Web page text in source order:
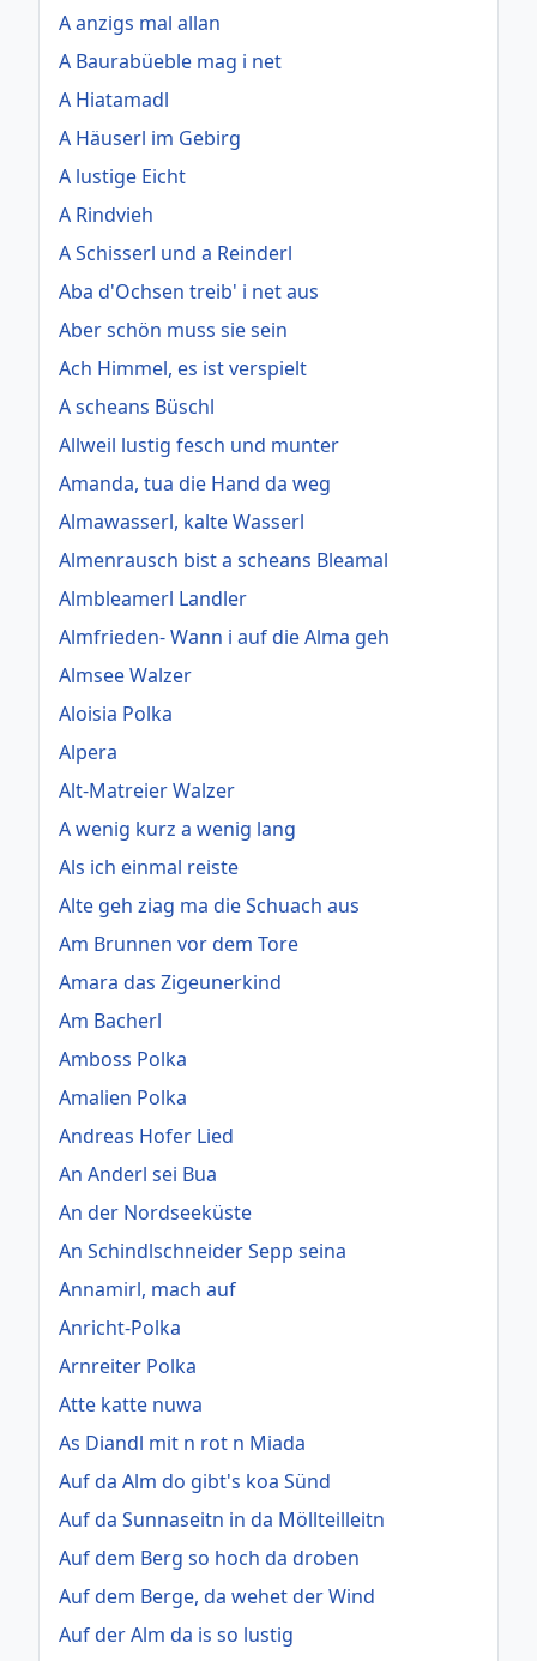
A anzigs mal allan
A Baurabüeble mag i net
A Hiatamadl
A Häuserl im Gebirg
A lustige Eicht
A Rindvieh
A Schisserl und a Reinderl
Aba d'Ochsen treib' i net aus
Aber schön muss sie sein
Ach Himmel, es ist verspielt
A scheans Büschl
Allweil lustig fesch und munter
Amanda, tua die Hand da weg
Almawasserl, kalte Wasserl
Almenrausch bist a scheans Bleamal
Almbleamerl Landler
Almfrieden- Wann i auf die Alma geh
Almsee Walzer
Aloisia Polka
Alpera
Alt-Matreier Walzer
A wenig kurz a wenig lang
Als ich einmal reiste
Alte geh ziag ma die Schuach aus
Am Brunnen vor dem Tore
Amara das Zigeunerkind
Am Bacherl
Amboss Polka
Amalien Polka
Andreas Hofer Lied
An Anderl sei Bua
An der Nordseeküste
An Schindlschneider Sepp seina
Annamirl, mach auf
Anricht-Polka
Arnreiter Polka
Atte katte nuwa
As Diandl mit n rot n Miada
Auf da Alm do gibt's koa Sünd
Auf da Sunnaseitn in da Möllteilleitn
Auf dem Berg so hoch da droben
Auf dem Berge, da wehet der Wind
Auf der Alm da is so lustig